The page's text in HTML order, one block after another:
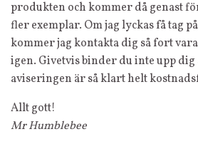
produkten och kommer då genast
fler exemplar. Om jag lyckas få tag
kommer jag kontakta dig så fort
igen. Givetvis binder du inte upp dig
aviseringen är så klart helt
Allt gott!
Mr Humblebee